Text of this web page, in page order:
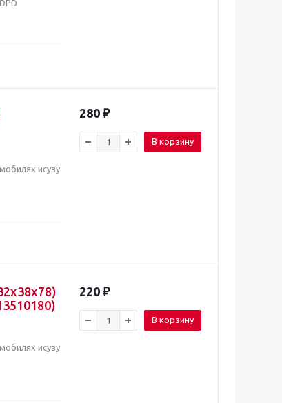
исузу
280 ₽
В корзину
исузу
220 ₽
В корзину